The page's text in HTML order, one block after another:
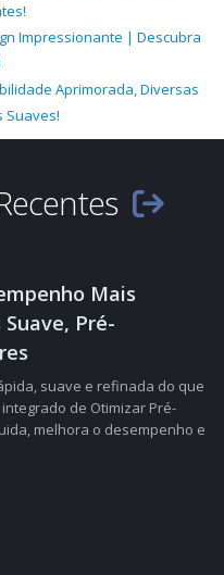
Impressionante | Descubra
Aprimorada, Diversas
Suaves!
Mais
Pré-
suave e refinada do que
de Otimizar Pré-
melhora o desempenho e